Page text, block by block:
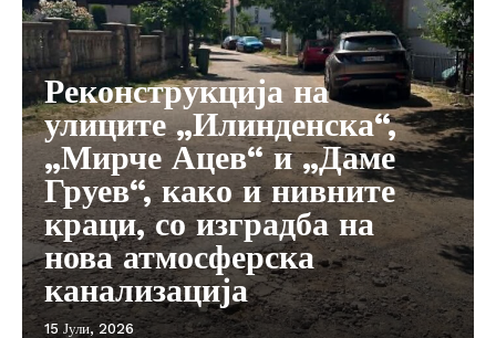
Реконструкција на
улиците „Илинденска“,
„Мирче Ацев“ и „Даме
Груев“, како и нивните
краци, со изградба на
нова атмосферска
канализација
15 Јули, 2026